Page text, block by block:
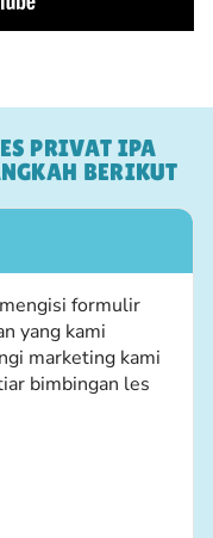
PRIVAT IPA
BERIKUT
formulir
yang kami
marketing kami
bimbingan les